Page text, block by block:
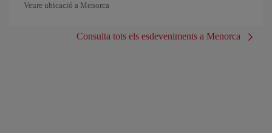
Veure ubicació a Menorca
Consulta tots els esdeveniments a Menorca